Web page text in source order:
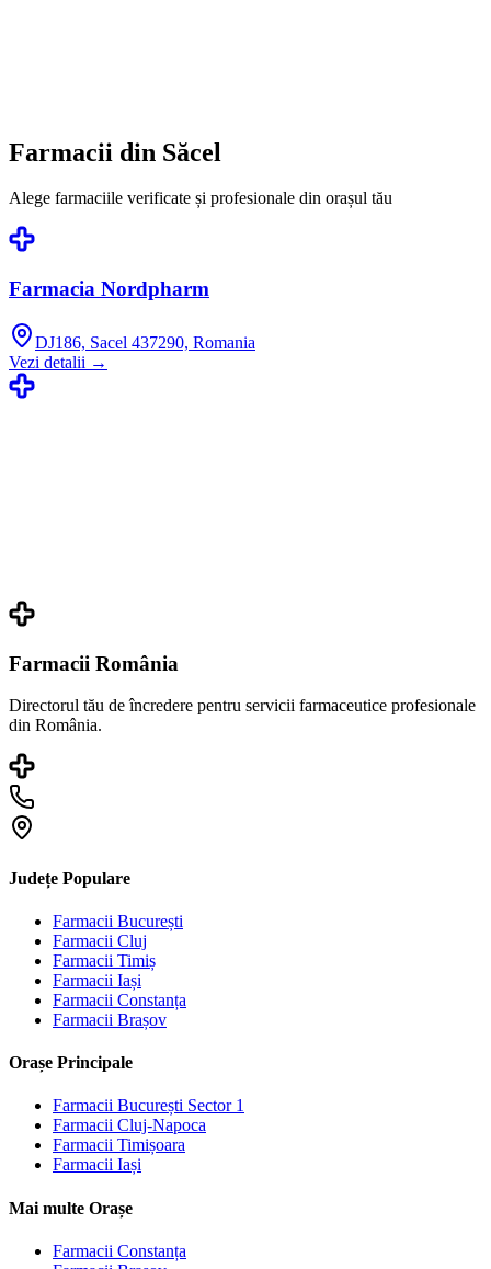
Farmacii din Săcel
Alege farmaciile verificate și profesionale din orașul tău
Farmacia Nordpharm
DJ186, Sacel 437290, Romania
Vezi detalii →
Farmacii România
Directorul tău de încredere pentru servicii farmaceutice profesionale
din România.
Județe Populare
Farmacii București
Farmacii Cluj
Farmacii Timiș
Farmacii Iași
Farmacii Constanța
Farmacii Brașov
Orașe Principale
Farmacii București Sector 1
Farmacii Cluj-Napoca
Farmacii Timișoara
Farmacii Iași
Mai multe Orașe
Farmacii Constanța